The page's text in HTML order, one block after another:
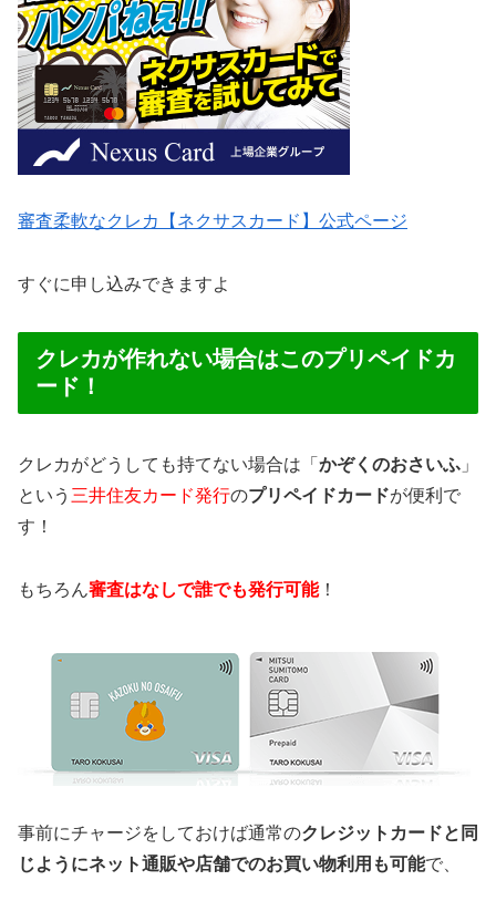
審査柔軟なクレカ【ネクサスカード】公式ページ
すぐに申し込みできますよ
クレカが作れない場合はこのプリペイドカ
ード！
クレカがどうしても持てない場合は「 かぞくのおさいふ 」
という 三井住友カード発行のプリペイドカードが便利で
す！
もちろん審査はなしで誰でも発行可能！
事前にチャージをしておけば通常のクレジットカードと同
じようにネット通販や店舗でのお買い物利用も可能で、